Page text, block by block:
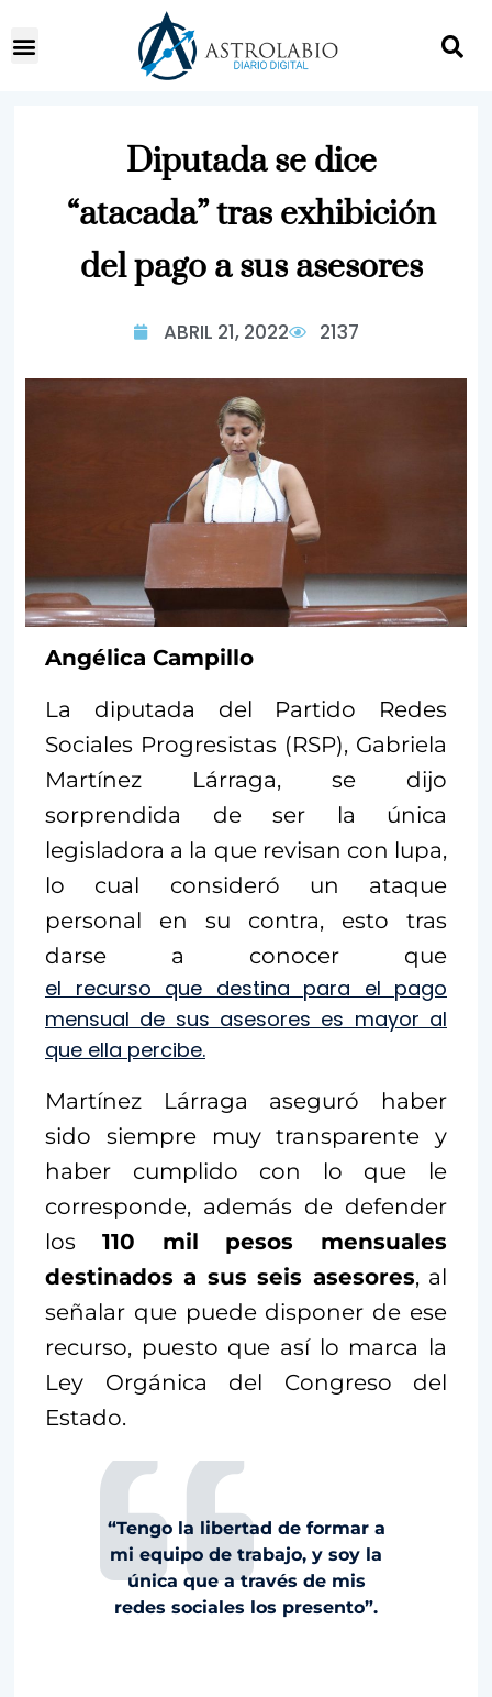
Diputada se dice
“atacada” tras exhibición
del pago a sus asesores
ABRIL 21, 2022 2137
Angélica Campillo
La diputada del Partido Redes
Sociales Progresistas (RSP), Gabriela
Martínez Lárraga, se dijo
sorprendida de ser la única
legisladora a la que revisan con lupa,
lo cual consideró un ataque
personal en su contra, esto tras
darse a conocer que
el recurso que destina para el pago
mensual de sus asesores es mayor al
que ella percibe.
Martínez Lárraga aseguró haber
sido siempre muy transparente y
haber cumplido con lo que le
corresponde, además de defender
los 110 mil pesos mensuales
destinados a sus seis asesores, al
señalar que puede disponer de ese
recurso, puesto que así lo marca la
Ley Orgánica del Congreso del
Estado.
“Tengo la libertad de formar a
mi equipo de trabajo, y soy la
única que a través de mis
redes sociales los presento”.